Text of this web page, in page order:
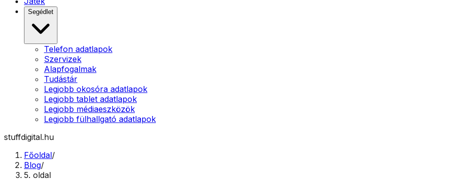
Segédlet
Telefon adatlapok
Szervizek
Alapfogalmak
Tudástár
Legjobb okosóra adatlapok
Legjobb tablet adatlapok
Legjobb médiaeszközök
Legjobb fülhallgató adatlapok
stuffdigital.hu
Főoldal/
Blog/
5. oldal